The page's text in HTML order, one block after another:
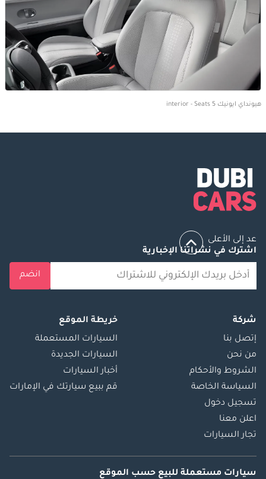
هيونداي ايونيك 5 interior - Seats
عد إلى الأعلى
اشترك في نشراتنا الإخبارية
انضم
شركة
إتصل بنا
من نحن
الشروط والأحكام
السياسة الخاصة
تسجيل دخول
اعلن معنا
تجار السيارات
خريطة الموقع
السيارات المستعملة
السيارات الجديدة
أخبار السيارات
قم ببيع سيارتك في الإمارات
سيارات مستعملة للبيع حسب الموقع